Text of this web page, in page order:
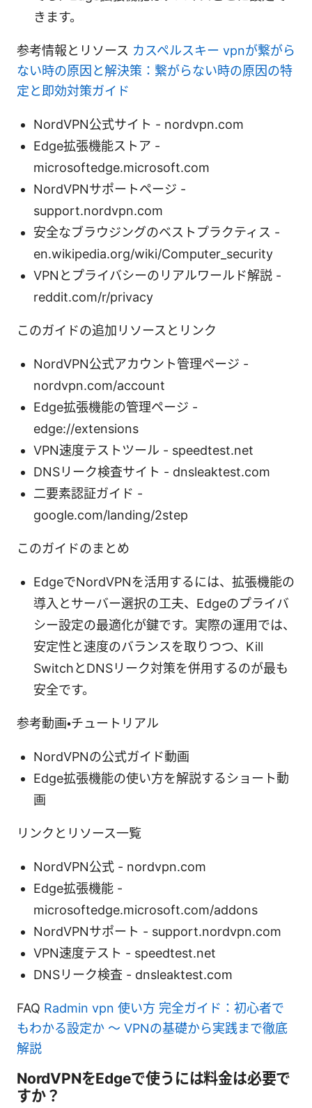
きます。
参考情報とリソース カスペルスキー vpnが繋がら
ない時の原因と解決策：繋がらない時の原因の特
定と即効対策ガイド
NordVPN公式サイト - nordvpn.com
Edge拡張機能ストア -
microsoftedge.microsoft.com
NordVPNサポートページ -
support.nordvpn.com
安全なブラウジングのベストプラクティス -
en.wikipedia.org/wiki/Computer_security
VPNとプライバシーのリアルワールド解説 -
reddit.com/r/privacy
このガイドの追加リソースとリンク
NordVPN公式アカウント管理ページ -
nordvpn.com/account
Edge拡張機能の管理ページ -
edge://extensions
VPN速度テストツール - speedtest.net
DNSリーク検査サイト - dnsleaktest.com
二要素認証ガイド -
google.com/landing/2step
このガイドのまとめ
EdgeでNordVPNを活用するには、拡張機能の
導入とサーバー選択の工夫、Edgeのプライバ
シー設定の最適化が鍵です。実際の運用では、
安定性と速度のバランスを取りつつ、Kill
SwitchとDNSリーク対策を併用するのが最も
安全です。
参考動画・チュートリアル
NordVPNの公式ガイド動画
Edge拡張機能の使い方を解説するショート動
画
リンクとリソース一覧
NordVPN公式 - nordvpn.com
Edge拡張機能 -
microsoftedge.microsoft.com/addons
NordVPNサポート - support.nordvpn.com
VPN速度テスト - speedtest.net
DNSリーク検査 - dnsleaktest.com
FAQ Radmin vpn 使い方 完全ガイド：初心者で
もわかる設定か 〜 VPNの基礎から実践まで徹底
解説
NordVPNをEdgeで使うには料金は必要で
すか？